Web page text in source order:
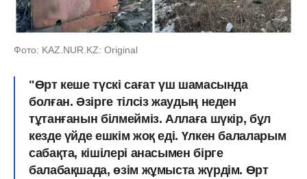
Фото: KAZ.NUR.KZ: Original
"Өрт кеше түскі сағат үш шамасында
болған. Әзірге тілсіз жаудың неден
тұтанғанын білмейміз. Аллаға шүкір, бұл
кезде үйде ешкім жоқ еді. Үлкен балаларым
сабақта, кішілері анасымен бірге
балабақшада, өзім жұмыста жүрдім. Өрт